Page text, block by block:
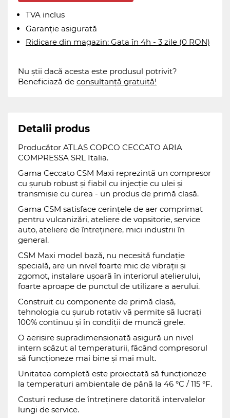
TVA inclus
Garanție asigurată
Ridicare din magazin: Gata în 4h - 3 zile (0 RON)
Nu știi dacă acesta este produsul potrivit?
Beneficiază de consultanță gratuită!
Detalii produs
Producător ATLAS COPCO CECCATO ARIA
COMPRESSA SRL Italia.
Gama Ceccato CSM Maxi reprezintă un compresor
cu șurub robust și fiabil cu injecție cu ulei și
transmisie cu curea - un produs de primă clasă.
Gama CSM satisface cerințele de aer comprimat
pentru vulcanizări, ateliere de vopsitorie, service
auto, ateliere de întreținere, mici industrii în
general.
CSM Maxi model bază, nu necesită fundație
specială, are un nivel foarte mic de vibrații și
zgomot, instalare ușoară în interiorul atelierului,
foarte aproape de punctul de utilizare a aerului.
Construit cu componente de primă clasă,
tehnologia cu șurub rotativ vă permite să lucrați
100% continuu și în condiții de muncă grele.
O aerisire supradimensionată asigură un nivel
intern scăzut al temperaturii, făcând compresorul
să funcționeze mai bine și mai mult.
Unitatea completă este proiectată să funcționeze
la temperaturi ambientale de până la 46 °C / 115 °F.
Costuri reduse de întreținere datorită intervalelor
lungi de service.